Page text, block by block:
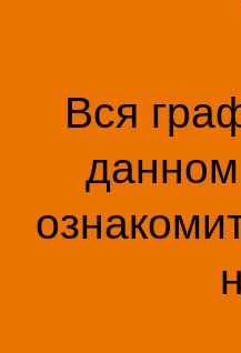
Вся
данном